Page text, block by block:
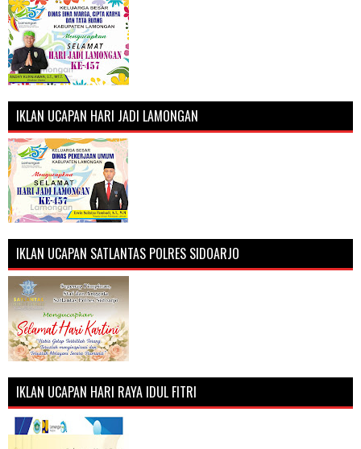
IKLAN UCAPAN HARI JADI LAMONGAN
IKLAN UCAPAN SATLANTAS POLRES SIDOARJO
IKLAN UCAPAN HARI RAYA IDUL FITRI